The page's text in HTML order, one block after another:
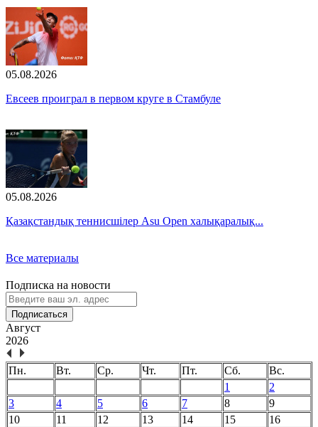
05.08.2026
Евсеев проиграл в первом круге в Стамбуле
05.08.2026
Қазақстандық теннисшілер Asu Open халықаралық...
Все материалы
Подписка на новости
Подписаться
Август
2026
Пн. Вт. Ср. Чт. Пт. Сб.
Вс.
1
2
3
4 5 6 7 8
9
10
11 12 13 14 15
16